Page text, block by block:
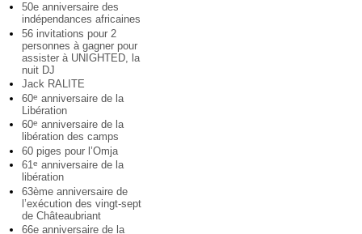
50e anniversaire des
indépendances africaines
56 invitations pour 2
personnes à gagner pour
assister à UNIGHTED, la
nuit DJ
Jack RALITE
60e anniversaire de la
Libération
60e anniversaire de la
libération des camps
60 piges pour l’Omja
61e anniversaire de la
libération
63ème anniversaire de
l’exécution des vingt-sept
de Châteaubriant
66e anniversaire de la